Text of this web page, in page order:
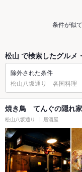
条件が似
松山 で検索したグルメ
除外された条件
松山八坂通り 各国料理
焼き鳥 てんぐの隠れ家
松山八坂通り 居酒屋